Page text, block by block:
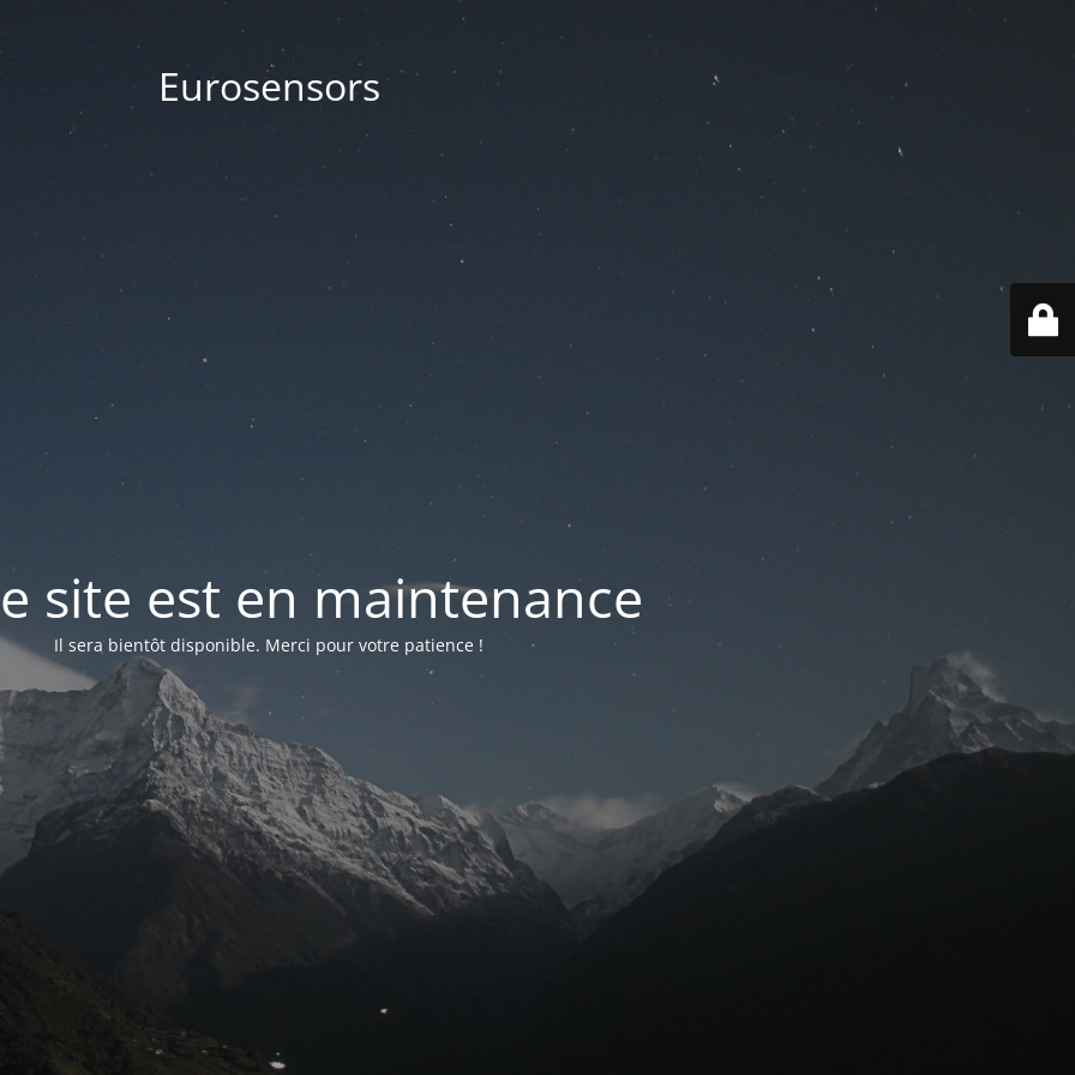
Eurosensors
site est en maintenance
Il sera bientôt disponible. Merci pour votre patience !